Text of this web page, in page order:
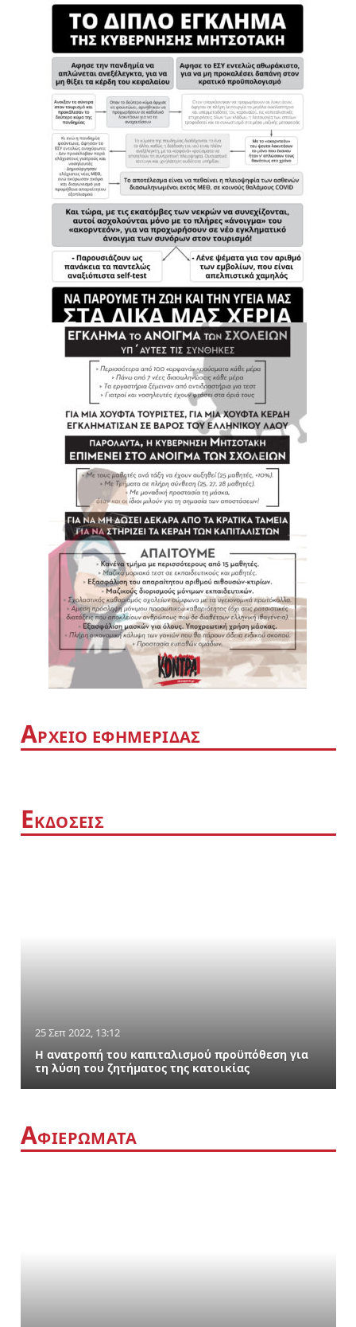
ΑΡΧΕΙΟ ΕΦΗΜΕΡΙΔΑΣ
ΕΚΔΟΣΕΙΣ
25 Σεπ 2022, 13:12
Η ανατροπή του καπιταλισμού προϋπόθεση για
τη λύση του ζητήματος της κατοικίας
ΑΦΙΕΡΩΜΑΤΑ